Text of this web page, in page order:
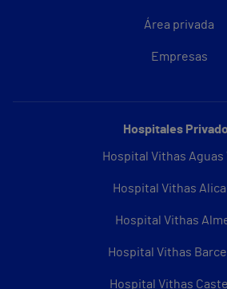
Área privada
Empresas
Hospitales
Hospital Vithas Aguas
Hospital Vithas
Hospital Vithas
Hospital Vithas
Hospital Vithas